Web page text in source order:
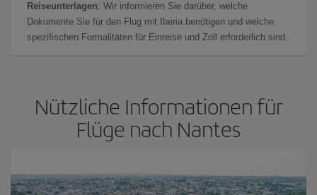
Reiseunterlagen: Wir informieren Sie darüber, welche
Dokumente Sie für den Flug mit Iberia benötigen und welche
spezifischen Formalitäten für Einreise und Zoll erforderlich sind.
Nützliche Informationen für
Flüge nach Nantes